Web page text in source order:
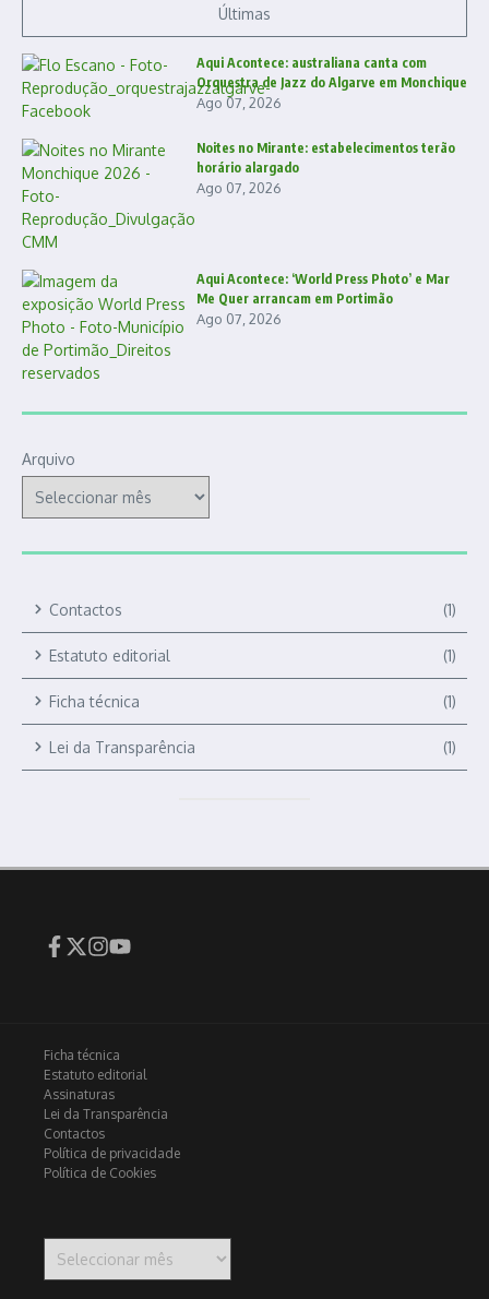
Últimas
Aqui Acontece: australiana canta com
Orquestra de Jazz do Algarve em Monchique
Ago 07, 2026
Noites no Mirante: estabelecimentos terão
horário alargado
Ago 07, 2026
Aqui Acontece: ‘World Press Photo’ e Mar
Me Quer arrancam em Portimão
Ago 07, 2026
Arquivo
Contactos (1)
Estatuto editorial (1)
Ficha técnica (1)
Lei da Transparência (1)
Ficha técnica
Estatuto editorial
Assinaturas
Lei da Transparência
Contactos
Política de privacidade
Política de Cookies